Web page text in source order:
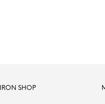
SHOP